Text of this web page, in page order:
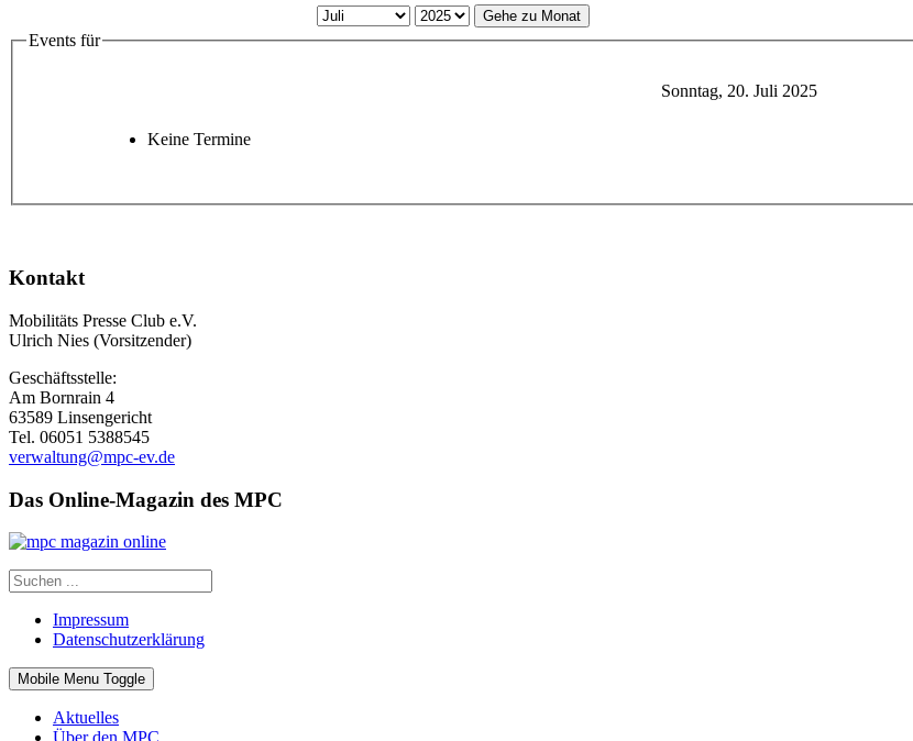
Gehe zu Monat
Events für
Sonntag, 20. Juli 2025
Keine Termine
Kontakt
Mobilitäts Presse Club e.V.
Ulrich Nies (Vorsitzender)
Geschäftsstelle:
Am Bornrain 4
63589 Linsengericht
Tel. 06051 5388545
verwaltung@mpc-ev.de
Das Online-Magazin des MPC
Impressum
Datenschutzerklärung
Mobile Menu Toggle
Aktuelles